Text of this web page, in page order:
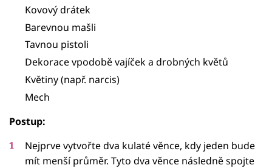
Kovový drátek
Barevnou mašli
Tavnou pistoli
Dekorace vpodobě vajíček a drobných květů
Květiny (např. narcis)
Mech
Postup:
Nejprve vytvořte dva kulaté věnce, kdy jeden bude
mít menší průměr. Tyto dva věnce následně spojte